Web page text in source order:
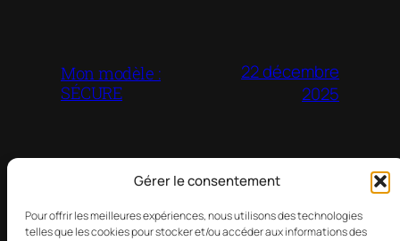
Gérer le consentement
Pour offrir les meilleures expériences, nous utilisons des technologies
telles que les cookies pour stocker et/ou accéder aux informations des
Mon modèle :
SÉCURE
22 décembre
2025